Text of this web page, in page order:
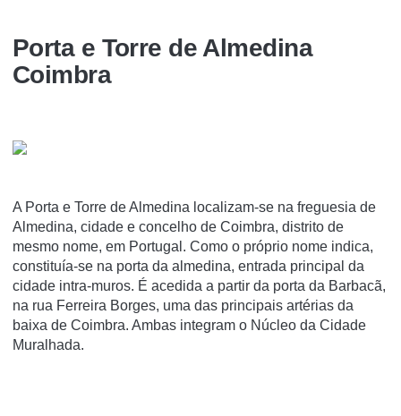
Porta e Torre de Almedina
Coimbra
A Porta e Torre de Almedina localizam-se na freguesia de
Almedina, cidade e concelho de Coimbra, distrito de
mesmo nome, em Portugal. Como o próprio nome indica,
constituí­a-se na porta da almedina, entrada principal da
cidade intra-muros. É acedida a partir da porta da Barbacã,
na rua Ferreira Borges, uma das principais artérias da
baixa de Coimbra. Ambas integram o Núcleo da Cidade
Muralhada.